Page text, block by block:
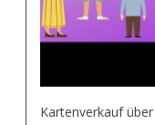
Kartenverkauf